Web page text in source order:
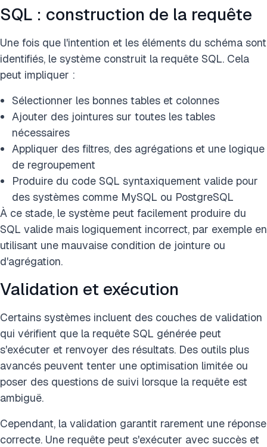
SQL : construction de la requête
Une fois que l'intention et les éléments du schéma sont
identifiés, le système construit la requête SQL. Cela
peut impliquer :
Sélectionner les bonnes tables et colonnes
Ajouter des jointures sur toutes les tables
nécessaires
Appliquer des filtres, des agrégations et une logique
de regroupement
Produire du code SQL syntaxiquement valide pour
des systèmes comme MySQL ou PostgreSQL
À ce stade, le système peut facilement produire du
SQL valide mais logiquement incorrect, par exemple en
utilisant une mauvaise condition de jointure ou
d'agrégation.
Validation et exécution
Certains systèmes incluent des couches de validation
qui vérifient que la requête SQL générée peut
s'exécuter et renvoyer des résultats. Des outils plus
avancés peuvent tenter une optimisation limitée ou
poser des questions de suivi lorsque la requête est
ambiguë.
Cependant, la validation garantit rarement une réponse
correcte. Une requête peut s'exécuter avec succès et